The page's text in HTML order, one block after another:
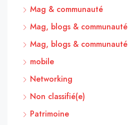
Mag & communauté
Mag, blogs & communauté
Mag, blogs & communauté
mobile
Networking
Non classifié(e)
Patrimoine